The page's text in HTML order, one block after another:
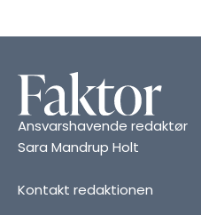
Ansvarshavende redaktør
Sara Mandrup Holt
Kontakt redaktionen